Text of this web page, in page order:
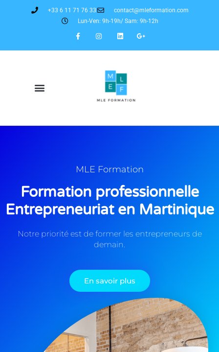
+33 6 11 71 76 33
contact@mleformation.com
Lun-Ven: 9h-19h/ Sam: 9h-12h
MLE Formation
Formation professionnelle
Entrepreneuriat en Martinique
Notre priorité est de former les entrepreneurs de
demain.
En savoir plus